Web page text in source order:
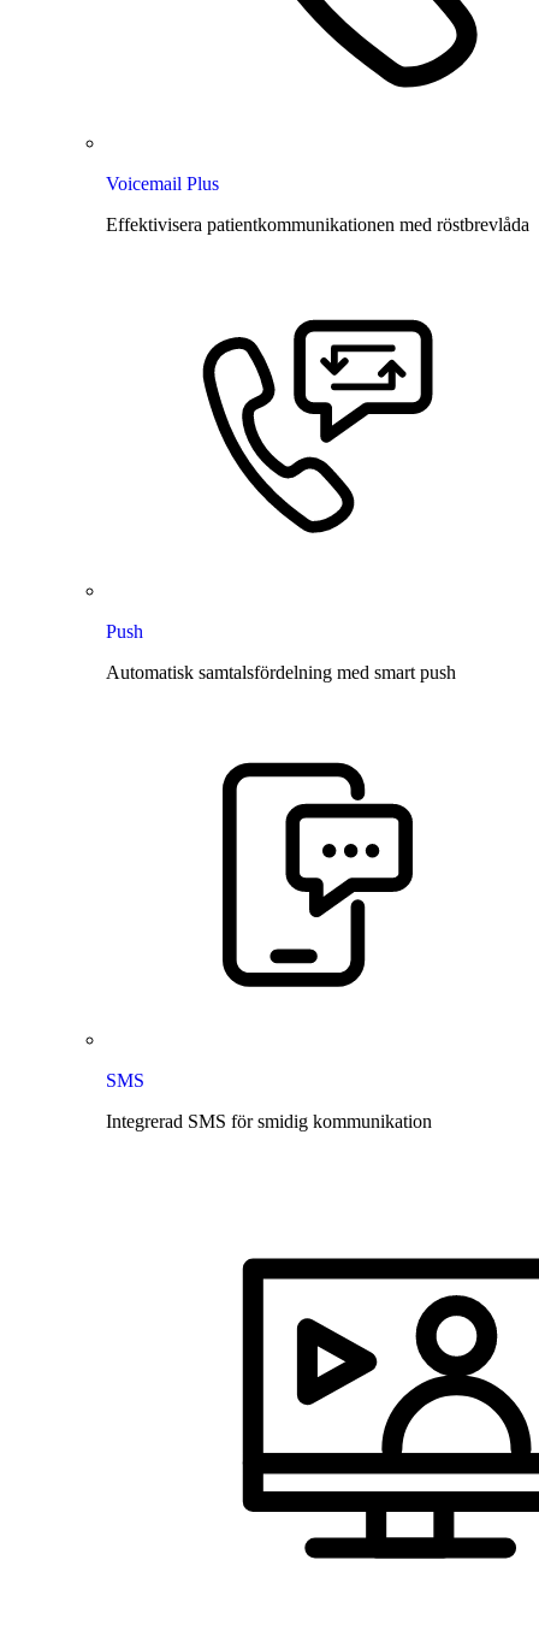
Voicemail Plus
Effektivisera patientkommunikationen med röstbrevlåda
Push
Automatisk samtalsfördelning med smart push
SMS
Integrerad SMS för smidig kommunikation